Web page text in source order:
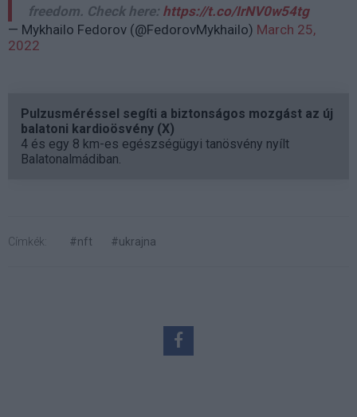
freedom. Check here: https://t.co/IrNV0w54tg
— Mykhailo Fedorov (@FedorovMykhailo) March 25,
2022
Pulzusméréssel segíti a biztonságos mozgást az új
balatoni kardioösvény (X)
4 és egy 8 km-es egészségügyi tanösvény nyílt
Balatonalmádiban.
Címkék: #nft #ukrajna